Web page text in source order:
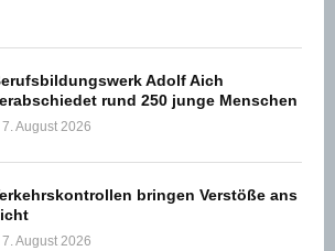
Adolf Aich
rund 250 junge Menschen
7. August 2026
bringen Verstöße ans
7. August 2026